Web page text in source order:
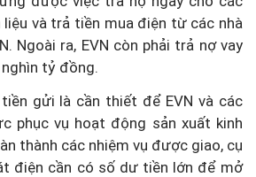
liệu và trả tiền mua điện từ các nhà
Ngoài ra, EVN còn phải trả nợ vay
tỷ đồng.
gửi là cần thiết để EVN và các
phục vụ hoạt động sản xuất kinh
thành các nhiệm vụ được giao, cụ
điện cần có số dư tiền lớn để mở